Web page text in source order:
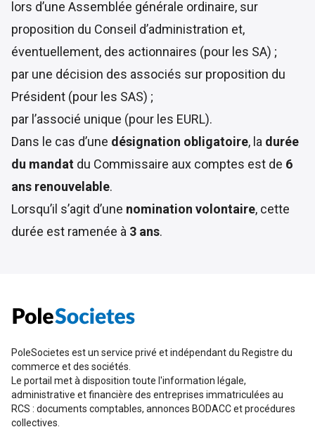
lors d’une Assemblée générale ordinaire, sur
proposition du Conseil d’administration et,
éventuellement, des actionnaires (pour les SA) ;
par une décision des associés sur proposition du
Président (pour les SAS) ;
par l’associé unique (pour les EURL).
Dans le cas d’une désignation obligatoire, la durée
du mandat du Commissaire aux comptes est de 6
ans renouvelable.
Lorsqu’il s’agit d’une nomination volontaire, cette
durée est ramenée à 3 ans.
PoleSocietes est un service privé et indépendant du Registre du
commerce et des sociétés.
Le portail met à disposition toute l'information légale,
administrative et financière des entreprises immatriculées au
RCS : documents comptables, annonces BODACC et procédures
collectives.